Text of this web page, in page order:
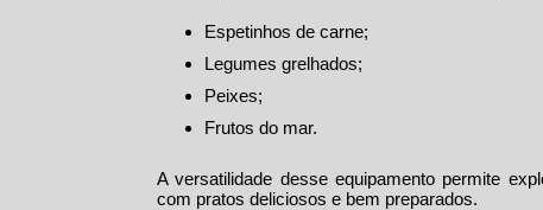
Espetinhos de carne;
Legumes grelhados;
Peixes;
Frutos do mar.
A versatilidade desse equipamento permite
com pratos deliciosos e bem preparados.